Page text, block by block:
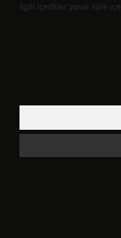
ilgili içerikler yasal süre